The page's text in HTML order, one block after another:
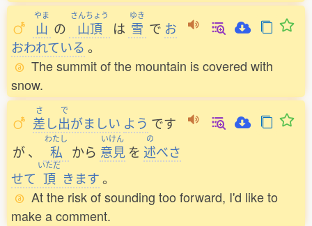
やま
山 の
さんちょう
山頂 は
ゆき
雪 で お
おわれている 。
The summit of the mountain is covered with
snow.
さ
差し
で
出がましい よう です
が、
わたし
私 から
いけん
意見 を
の
述べさ
せて
いただ
頂 きます。
At the risk of sounding too forward, I'd like to
make a comment.